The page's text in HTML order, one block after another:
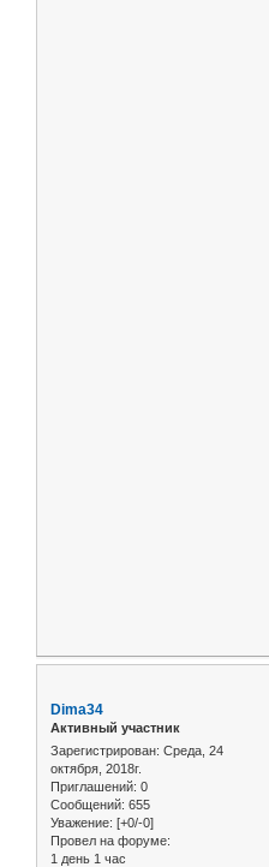
Dima34
Активный участник
Зарегистрирован: Среда, 24
октября, 2018г.
Приглашений: 0
Сообщений: 655
Уважение: [+0/-0]
Провел на форуме:
1 день 1 час